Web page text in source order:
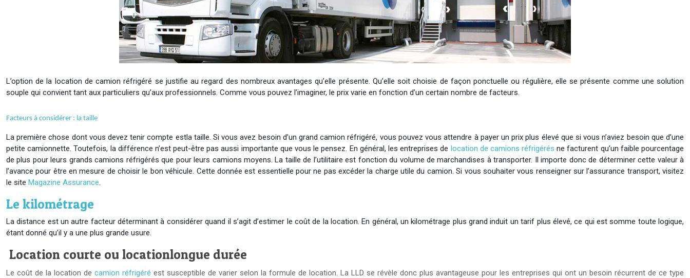
L’option de la location de camion réfrigéré se justifie au regard des nombreux avantages qu’elle présente. Qu’elle soit choisie de façon ponctuelle ou régulière, elle se présente comme une solution
souple qui convient tant aux particuliers qu’aux professionnels. Comme vous pouvez l’imaginer, le prix varie en fonction d’un certain nombre de facteurs.
Facteurs à considérer : la taille
La première chose dont vous devez tenir compte estla taille. Si vous avez besoin d’un grand camion réfrigéré, vous pouvez vous attendre à payer un prix plus élevé que si vous n’aviez besoin que d’une
petite camionnette. Toutefois, la différence n’est peut-être pas aussi importante que vous le pensez. En général, les entreprises de location de camions réfrigérés ne facturent qu’un faible pourcentage
de plus pour leurs grands camions réfrigérés que pour leurs camions moyens. La taille de l’utilitaire est fonction du volume de marchandises à transporter. Il importe donc de déterminer cette valeur à
l’avance pour être en mesure de choisir le bon véhicule. Cette donnée est essentielle pour ne pas excéder la charge utile du camion. Si vous souhaitervous renseigner sur l’assurance transport, visitez
le site Magazine Assurance.
Le kilométrage
La distance est un autre facteur déterminant à considérer quand il s’agit d’estimer le coût de la location. En général, un kilométrage plus grand induit un tarif plus élevé, ce qui est somme toute logique,
étant donné qu’il y a une plus grande usure.
Location courte ou locationlongue durée
Le coût de la location de camion réfrigéré est susceptible de varier selon la formule de location. La LLD se révèle donc plus avantageuse pour les entreprises qui ont un besoin récurrent de ce type